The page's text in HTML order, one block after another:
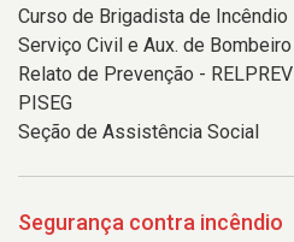
Curso de Brigadista de Incêndio
Serviço Civil e Aux. de Bombeiro
Relato de Prevenção - RELPREV
PISEG
Seção de Assistência Social
Segurança contra incêndio